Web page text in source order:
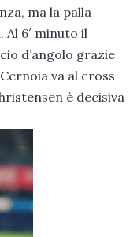
ma la palla
6′ minuto il
d’angolo grazie
va al cross
è decisiva